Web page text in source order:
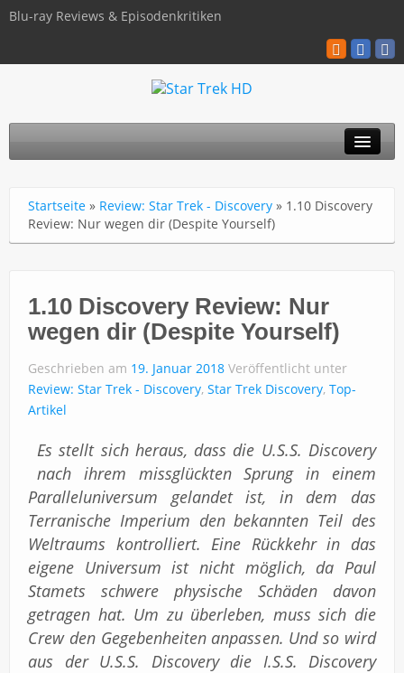
Blu-ray Reviews & Episodenkritiken
TNG
Kinofilme
Blu-ray / 4K
Über uns
Impressum
Startseite » Review: Star Trek - Discovery » 1.10 Discovery
Review: Nur wegen dir (Despite Yourself)
1.10 Discovery Review: Nur
wegen dir (Despite Yourself)
Geschrieben am 19. Januar 2018 Veröffentlicht unter
Review: Star Trek - Discovery, Star Trek Discovery, Top-
Artikel
Es stellt sich heraus, dass die U.S.S. Discovery
nach ihrem missglückten Sprung in einem
Paralleluniversum gelandet ist, in dem das
Terranische Imperium den bekannten Teil des
Weltraums kontrolliert. Eine Rückkehr in das
eigene Universum ist nicht möglich, da Paul
Stamets schwere physische Schäden davon
getragen hat. Um zu überleben, muss sich die
Crew den Gegebenheiten anpassen. Und so wird
aus der U.S.S. Discovery die I.S.S. Discovery